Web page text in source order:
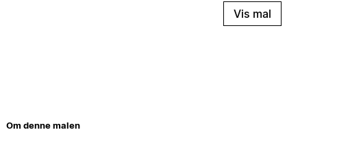
Vis mal
Om denne malen